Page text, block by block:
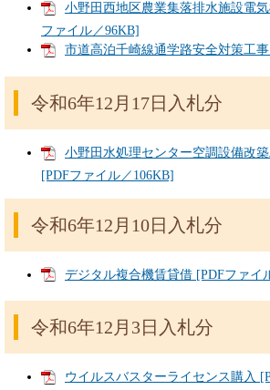
小野田西地区農業集落排水施設電
ファイル／96KB]
市道高泊千崎線通学路安全対策工
令和6年12月17日入札分
小野田水処理センター空調設備改築
[PDFファイル／106KB]
令和6年12月10日入札分
デジタル複合機賃貸借 [PDFファイ
令和6年12月3日入札分
ウイルスバスターライセンス購入